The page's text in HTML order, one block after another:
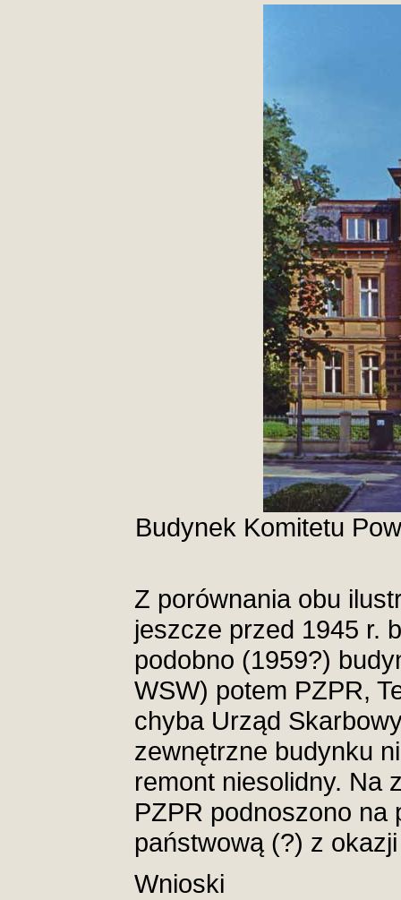
Budynek Komitetu
Z porównania obu
jeszcze przed 1945 r.
podobno (1959?)
WSW) potem PZPR,
chyba Urząd
zewnętrzne budynku
remont niesolidny. Na
PZPR podnoszono na
państwową (?) z
Wnioski